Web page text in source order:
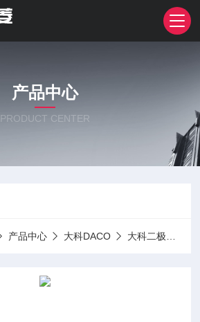
产品中心
PRODUCT CENTER
产品中心 大科DACO 大科二极管